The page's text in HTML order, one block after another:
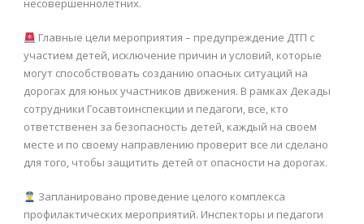
несовершеннолетних.
Главные цели мероприятия – предупреждение ДТП с
участием детей, исключение причин и условий, которые
могут способствовать созданию опасных ситуаций на
дорогах для юных участников движения. В рамках Декады
сотрудники Госавтоинспекции и педагоги, все, кто
ответственен за безопасность детей, каждый на своем
месте и по своему направлению проверит все ли сделано
для того, чтобы защитить детей от опасности на дорогах.
Запланировано проведение целого комплекса
профилактических мероприятий. Инспекторы и педагоги